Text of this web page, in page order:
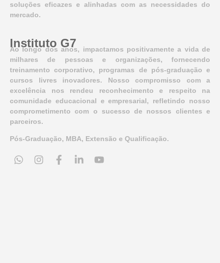
soluções eficazes e alinhadas com as necessidades do
mercado.
Instituto G7
Ao longo dos anos, impactamos positivamente a vida de
milhares de pessoas e organizações, fornecendo
treinamento corporativo, programas de pós-graduação e
cursos livres inovadores. Nosso compromisso com a
excelência nos rendeu reconhecimento e respeito na
comunidade educacional e empresarial, refletindo nosso
comprometimento com o sucesso de nossos clientes e
parceiros.
Pós-Graduação, MBA, Extensão e Qualificação.